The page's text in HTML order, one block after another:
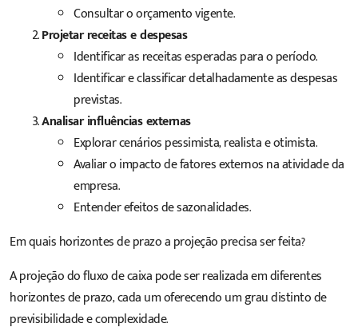
Consultar o orçamento vigente.
Projetar receitas e despesas
Identificar as receitas esperadas para o período.
Identificar e classificar detalhadamente as despesas
previstas.
Analisar influências externas
Explorar cenários pessimista, realista e otimista.
Avaliar o impacto de fatores externos na atividade da
empresa.
Entender efeitos de sazonalidades.
Em quais horizontes de prazo a projeção precisa ser feita?
A projeção do fluxo de caixa pode ser realizada em diferentes
horizontes de prazo, cada um oferecendo um grau distinto de
previsibilidade e complexidade.